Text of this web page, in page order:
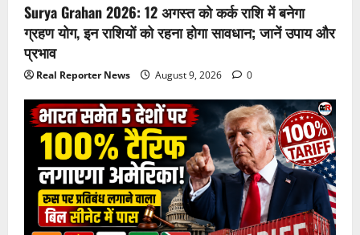
Surya Grahan 2026: 12 अगस्त को कर्क राशि में बनेगा
ग्रहण योग, इन राशियों को रहना होगा सावधान; जानें उपाय और
प्रभाव
Real Reporter News August 9, 2026 0